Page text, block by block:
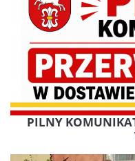
PILNY